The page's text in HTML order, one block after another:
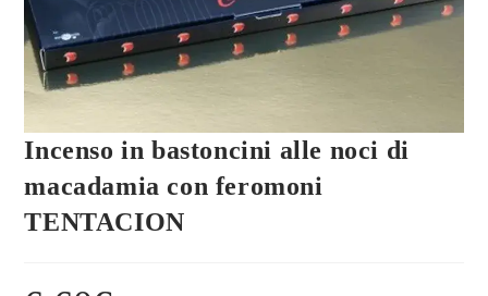
Incenso in bastoncini alle noci di
macadamia con feromoni
TENTACION